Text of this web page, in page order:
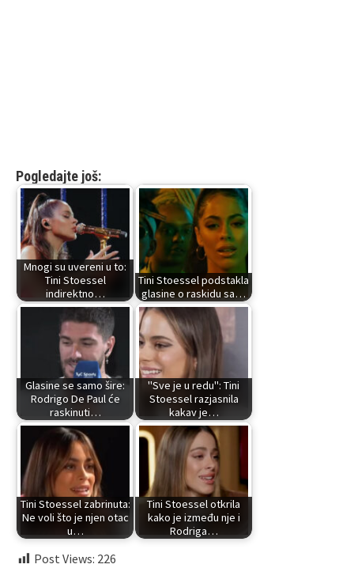
Pogledajte još:
Mnogi su uvereni u to:
Tini Stoessel
indirektno…
Tini Stoessel podstakla
glasine o raskidu sa…
Glasine se samo šire:
Rodrigo De Paul će
raskinuti…
"Sve je u redu": Tini
Stoessel razjasnila
kakav je…
Tini Stoessel zabrinuta:
Ne voli što je njen otac
u…
Tini Stoessel otkrila
kako je između nje i
Rodriga…
Post Views: 226